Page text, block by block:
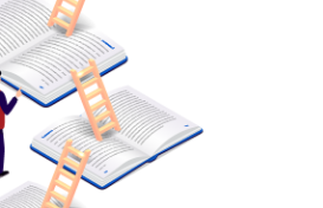
معادل انگلیسی نهائی